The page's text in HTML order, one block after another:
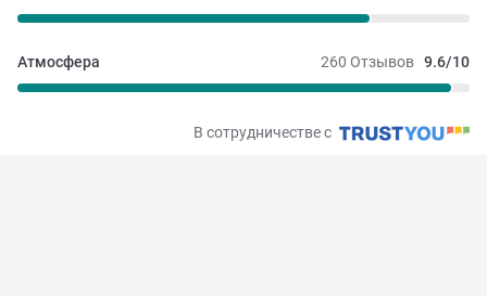
260 Отзывов 9.6/10
Атмосфера
В сотрудничестве с